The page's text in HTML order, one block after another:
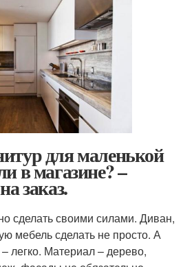
для маленькой
в магазине? –
заказ.
сделать своими силами. Диван,
мебель сделать не просто. А
легко. Материал – дерево,